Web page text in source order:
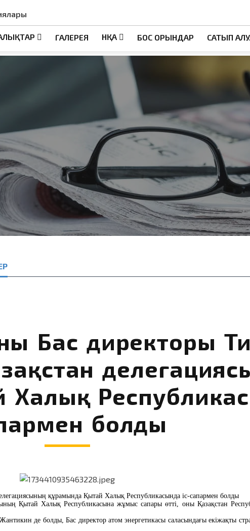
ГАЛЕРЕЯ НҚА БОС ОРЫНДАР САТЫП
Бас директоры
болды
құрамында Қытай Халық Республикасында іс-сапармен болды
Қытай Халық Республикасына жұмыс сапары өтті, оны Қазақстан
де болды,Бас директоратом энергетикасы саласындағы екіжақты